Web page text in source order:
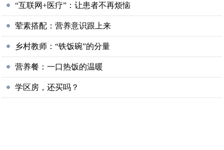
“互联网+医疗”：让患者不再烦恼
荤素搭配：营养意识跟上来
乡村教师：“铁饭碗”的分量
营养餐：一口热饭的温暖
学区房，还买吗？